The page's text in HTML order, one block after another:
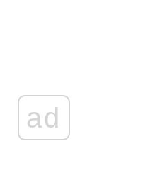
ad